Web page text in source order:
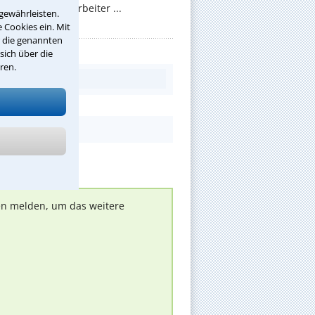
Cookies ein. Mit
genannten
über die
sollen die Mitarbeiter ...
melden, um das weitere